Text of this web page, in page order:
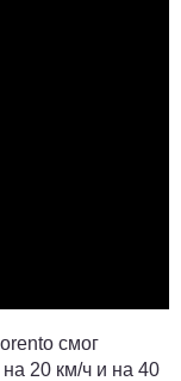
смог
20 км/ч и на 40